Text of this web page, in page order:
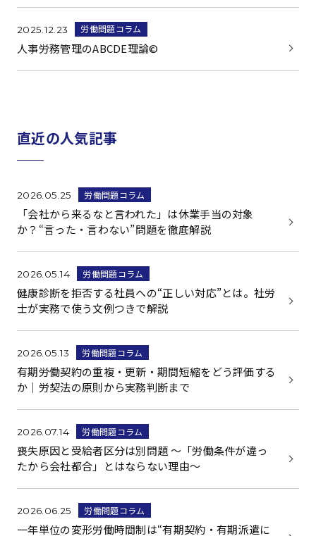
2025.12.23 労働問題コラム
人事労務管理のABCDE理論©
直近の人気記事
2026.05.25 労働問題コラム
「会社から来るなと言われた」は休業手当の対象
か？“言った・言わない”問題を徹底解説
2026.05.14 労働問題コラム
健康診断を拒否する社員への“正しい対応”とは。社労
士が実務で使う文例つきで解説
2026.05.13 労働問題コラム
有期労働契約の重複・更新・期間短縮をどう評価する
か｜労契法の原則から実務判断まで
2026.07.14 労働問題コラム
喪失原因と受給者区分は別問題 ～「労働条件が違っ
たから会社都合」とはならない理由～
2026.06.25 労働問題コラム
一年単位の変形労働時間制は“有期契約・有期派遣に